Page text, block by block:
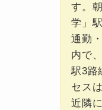
す。
学」
通勤
内で
駅3路
セス
近隣